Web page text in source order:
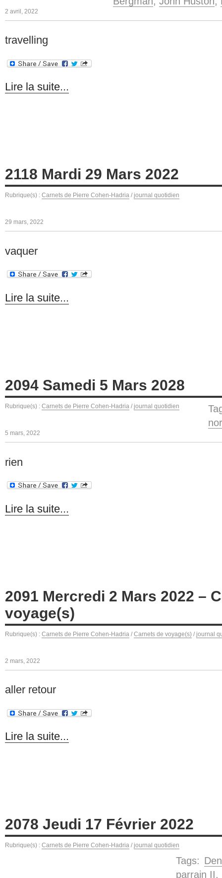
2 avril, 2022
travelling
Lire la suite...
2118 Mardi 29 Mars 2022
Rubrique(s) : Carnets de Pierre Cohen-Hadria / journal quotidien
29 mars, 2022
vaquer
Lire la suite...
2094 Samedi 5 Mars 2028
Rubrique(s) : Carnets de Pierre Cohen-Hadria / journal quotidien
5 mars, 2022
rien
Lire la suite...
2091 Mercredi 2 Mars 2022 –
voyage(s)
Rubrique(s) : Carnets de Pierre Cohen-Hadria / Carnets de voyage(s) / journal
2 mars, 2022
aller retour
Lire la suite...
2078 Jeudi 17 Février 2022
Rubrique(s) : Carnets de Pierre Cohen-Hadria / journal quotidien
Tags:
parrain II,